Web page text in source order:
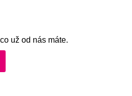
už od nás máte.